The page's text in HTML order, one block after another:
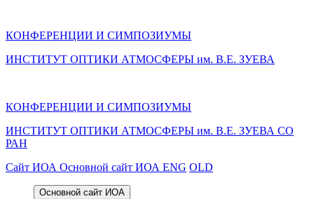
КОНФЕРЕНЦИИ И СИМПОЗИУМЫ
ИНСТИТУТ ОПТИКИ АТМОСФЕРЫ им. В.Е. ЗУЕВА
КОНФЕРЕНЦИИ И СИМПОЗИУМЫ
ИНСТИТУТ ОПТИКИ АТМОСФЕРЫ им. В.Е. ЗУЕВА СО
РАН
Cайт ИОА Основной сайт ИОА ENG OLD
Основной сайт ИОА